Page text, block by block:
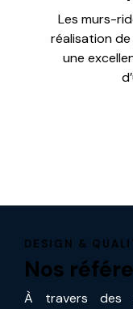
Les murs-
réalisation
une
DESIGN &
Nos
À travers des